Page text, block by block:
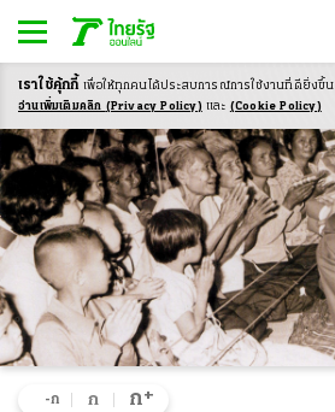
-ก ก ก+
เราใช้คุ้กกี้ เพื่อให้ทุกคนได้ประสบการณ์การใช้งานที่ดียิ่งขึ้น
อ่านเพิ่มเติมคลิก (Privacy Policy) และ (Cookie Policy)